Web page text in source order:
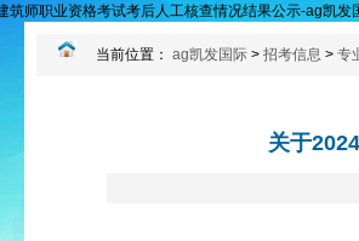
筑师职业资格考试考后人工核查情况结果公示-ag凯发
当前位置： ag凯发国际 > 招考信息 > 专
关于